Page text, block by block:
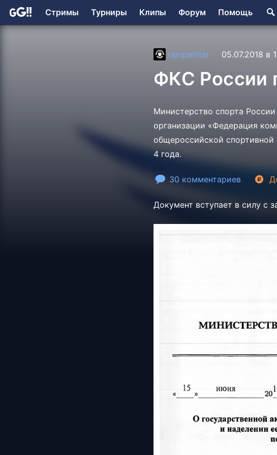
Стримы Турниры Клипы Форум Помощь
rainpainter 05.07.2018 в
ФКС России
Министерство спорта
организации «Федерация
общероссийской
4 года.
30 комментариев
Документ вступает в силу с